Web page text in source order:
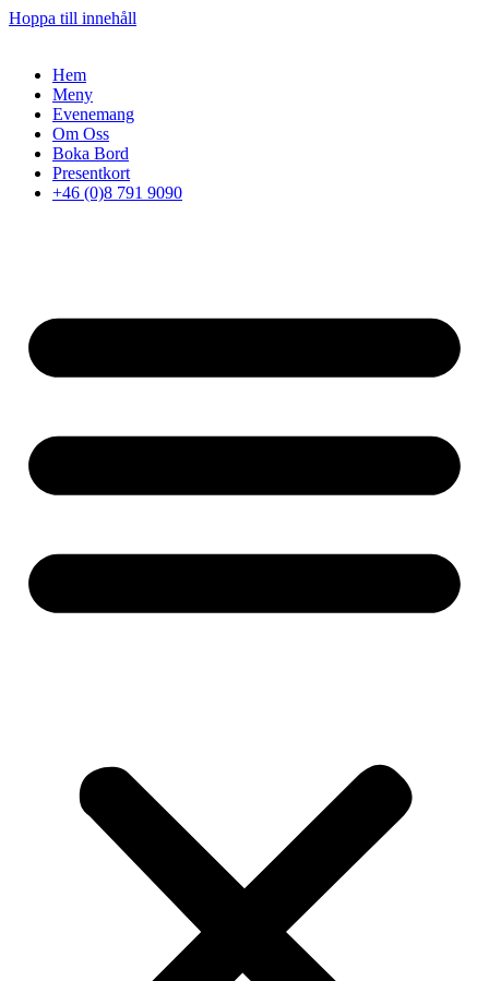
Hoppa till innehåll
Hem
Meny
Evenemang
Om Oss
Boka Bord
Presentkort
+46 (0)8 791 9090